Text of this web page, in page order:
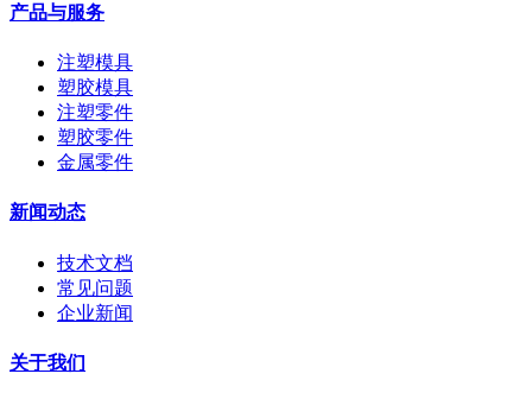
产品与服务
注塑模具
塑胶模具
注塑零件
塑胶零件
金属零件
新闻动态
技术文档
常见问题
企业新闻
关于我们